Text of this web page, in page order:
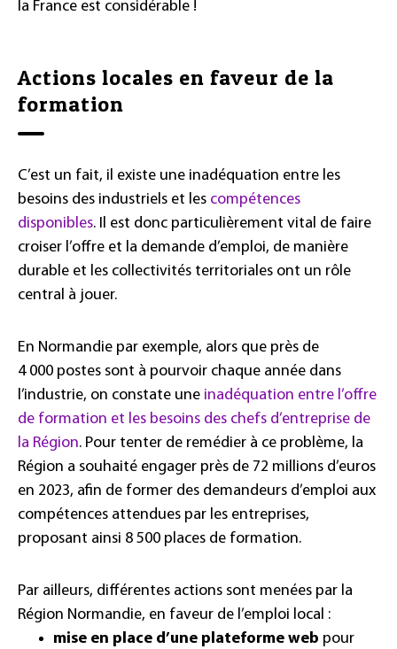
la France est considérable !
Actions locales en faveur de la
formation
C’est un fait, il existe une inadéquation entre les
besoins des industriels et les compétences
disponibles. Il est donc particulièrement vital de faire
croiser l’offre et la demande d’emploi, de manière
durable et les collectivités territoriales ont un rôle
central à jouer.
En Normandie par exemple, alors que près de
4 000 postes sont à pourvoir chaque année dans
l’industrie, on constate une inadéquation entre l’offre
de formation et les besoins des chefs d’entreprise de
la Région. Pour tenter de remédier à ce problème, la
Région a souhaité engager près de 72 millions d’euros
en 2023, afin de former des demandeurs d’emploi aux
compétences attendues par les entreprises,
proposant ainsi 8 500 places de formation.
Par ailleurs, différentes actions sont menées par la
Région Normandie, en faveur de l’emploi local :
mise en place d’une plateforme web pour